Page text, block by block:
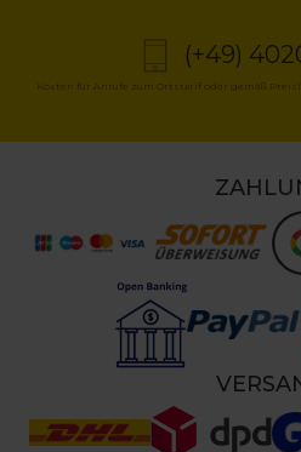
(+49)
Kosten für Anrufe zum Ortstarif oder gemäß